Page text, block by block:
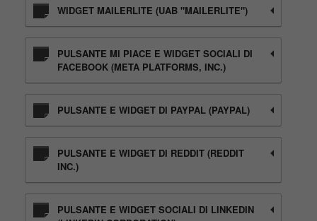
WIDGET MAILERLITE (UAB "MAILERLITE")
PULSANTE MI PIACE E WIDGET SOCIALI DI
FACEBOOK (META PLATFORMS, INC.)
PULSANTE E WIDGET DI PAYPAL (PAYPAL)
PULSANTE E WIDGET DI REDDIT (REDDIT
INC.)
PULSANTE E WIDGET SOCIALI DI LINKEDIN